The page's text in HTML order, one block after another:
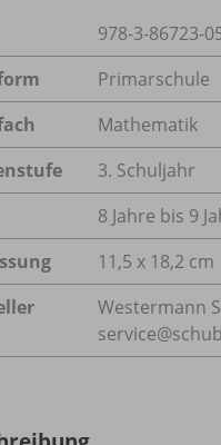
978-3-86723-
Primarschule
Mathematik
3. Schuljahr
8 Jahre bis 9
11,5 x 18,2 cm
Westermann